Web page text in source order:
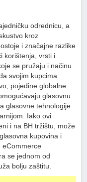
odrednicu, a
kroz
i značajne razlike
korištenja, vrsti i
se pružaju i načinu
svojim kupcima
pojedine globalne
glasovnu
glasovne tehnologije
Iako ovi
i na BH tržištu, može
kupovina i
eCommerce
se jednom od
bolju zaštitu.